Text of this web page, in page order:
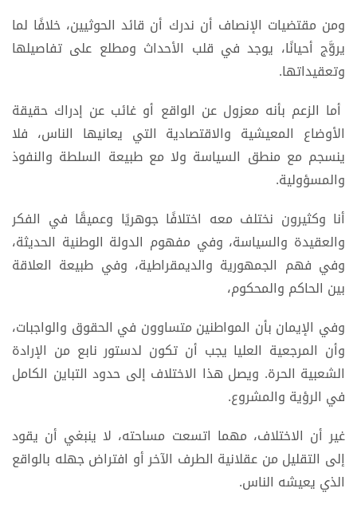
ومن مقتضيات الإنصاف أن ندرك أن قائد الحوثيين، خلافًا لما
يروَّج أحيانًا، يوجد في قلب الأحداث ومطلع على تفاصيلها
وتعقيداتها.
أما الزعم بأنه معزول عن الواقع أو غائب عن إدراك حقيقة
الأوضاع المعيشية والاقتصادية التي يعانيها الناس، فلا
ينسجم مع منطق السياسة ولا مع طبيعة السلطة والنفوذ
والمسؤولية.
أنا وكثيرون نختلف معه اختلافًا جوهريًا وعميقًا في الفكر
والعقيدة والسياسة، وفي مفهوم الدولة الوطنية الحديثة،
وفي فهم الجمهورية والديمقراطية، وفي طبيعة العلاقة
بين الحاكم والمحكوم،
وفي الإيمان بأن المواطنين متساوون في الحقوق والواجبات،
وأن المرجعية العليا يجب أن تكون لدستور نابع من الإرادة
الشعبية الحرة. ويصل هذا الاختلاف إلى حدود التباين الكامل
في الرؤية والمشروع.
غير أن الاختلاف، مهما اتسعت مساحته، لا ينبغي أن يقود
إلى التقليل من عقلانية الطرف الآخر أو افتراض جهله بالواقع
الذي يعيشه الناس.